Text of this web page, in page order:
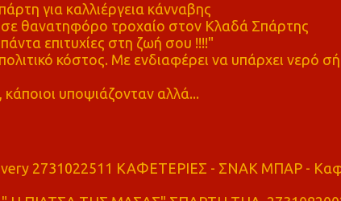
για καλλιέργεια κάνναβης
θανατηφόρο τροχαίο στον Κλαδά Σπάρτης
επιτυχίες στη ζωή σου !!!!"
κόστος. Με ενδιαφέρει να υπάρχει νερό
υποψιάζονταν αλλά...
2731022511 ΚΑΦΕΤΕΡΙΕΣ - ΣΝΑΚ ΜΠΑΡ -